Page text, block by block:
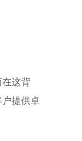
在这背
户提供卓